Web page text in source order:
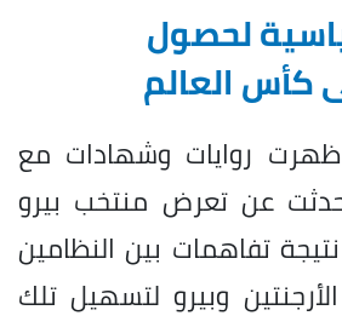
لحصول
كأس العالم
ظهرت روايات وشهادات مع
عن تعرض منتخب بيرو
تفاهمات بين النظامين
وبيرو لتسهيل تلك